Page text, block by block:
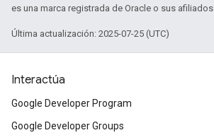
es una marca registrada de Oracle o sus afiliados.
Última actualización: 2025-07-25 (UTC)
Interactúa
Google Developer Program
Google Developer Groups